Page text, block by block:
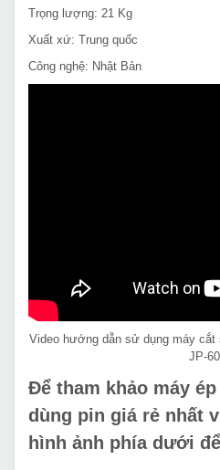
Trọng lượng: 21 Kg
Xuất xứ: Trung quốc
Công nghệ: Nhật Bản
Video hướng dẫn sử dụng máy
JP-60
Để tham khảo máy
dùng pin giá rẻ nhất
hình ảnh phía dưới